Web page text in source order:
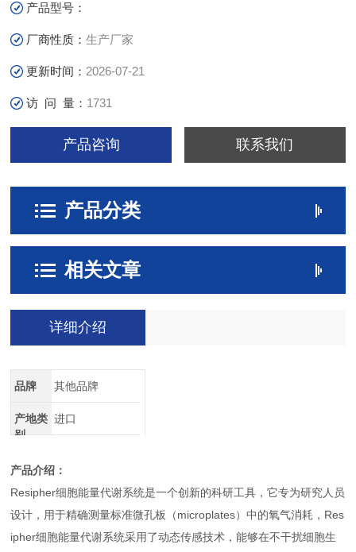
产品型号：
厂商性质：生产厂家
更新时间： 2026-07-21
访 问 量： 1731
产品咨询 联系我们
产品分类
相关文章
详细介绍
品牌 其他品牌
产地类
别
进口
产品介绍：
Resipher细胞能量代谢系统是一个创新的科研工具，它专为研究人员
设计，用于精确测量标准微孔板（microplates）中的氧气消耗，Res
ipher细胞能量代谢系统采用了动态传感技术，能够在不干扰细胞生